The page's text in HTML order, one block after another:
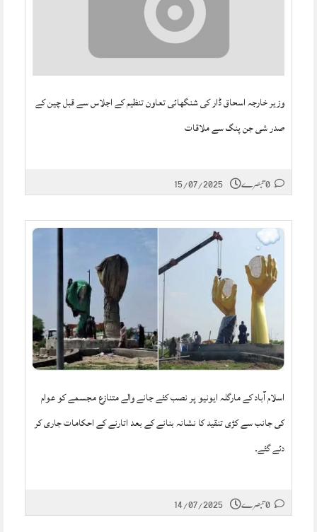
وزیر خارجہ اسحاق ڈار کی شنگھائی تعاون تنظیم کے اجلاس سے قبل چین کے
صدر شی جن پنگ سے ملاقات
15/07/2025
اسلام آباد کے مارگلہ ایونیو پر نصب کئے جانے والے متنازع مجسمے کو عوام
کی جانب سے کڑی تنقید کا نشانہ بنانے کے بعد اتارنے کے احکامات جاری کر
دئے گئے۔
14/07/2025